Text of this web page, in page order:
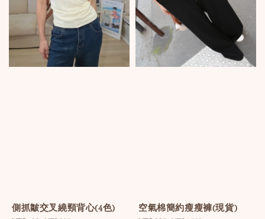
側抓皺交叉繞頸背心(4色) 空氣棉簡約瘦瘦褲(現貨)